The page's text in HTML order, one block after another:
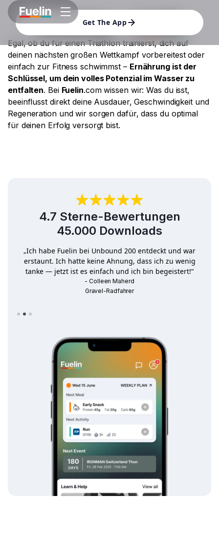
Egal, ob du für einen Triathlon trainierst, dich auf
deinen nächsten großen Wettkampf vorbereitest oder
einfach zur Fitness schwimmst – Ernährung ist der
Schlüssel, um dein volles Potenzial im Wasser zu
entfalten. Bei Fuelin.com wissen wir: Was du isst,
beeinflusst direkt deine Ausdauer, Geschwindigkeit und
Regeneration und wir sorgen dafür, dass du optimal
für deinen Erfolg versorgt bist.
4.7 Sterne-Bewertungen
45.000 Downloads
„Hilft mir, Bewusstsein und gesunde Gewohnheiten zu
entwickeln, nimmt mir die Sorgen ab und hilft mir, den
Überblick zu behalten!“
- Rob Castaneda
Freizeitsportler
Slide 3 of 3.
Get The App